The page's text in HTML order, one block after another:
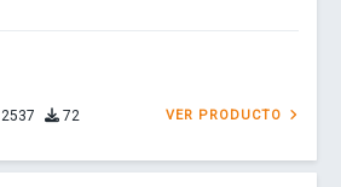
2537 72 VER PRODUCTO